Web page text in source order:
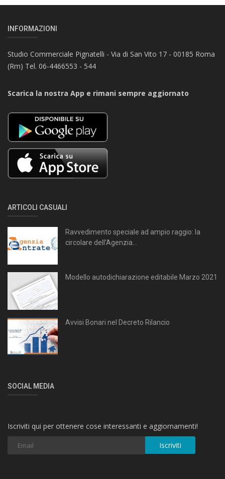
INFORMAZIONI
Studio Commerciale Pignatelli - Via di San Vito 17 - 00185 Roma
(Rm) Tel. 06-4466553 - 544
Scarica la nostra App e rimani sempre aggiornato
ARTICOLI CASUALI
Ravvedimento speciale ad ampio raggio: la
circolare dell’Agenzia...
Modello autodichiarazione editabile Marzo 2021
Avvisi Bonari nel Decreto Rilancio
SOCIAL MEDIA
Iscriviti qui per ottenere cose interessanti e aggiornamenti!
Iscriviti